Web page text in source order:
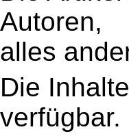
Autoren,
alles
Die
verfügbar.